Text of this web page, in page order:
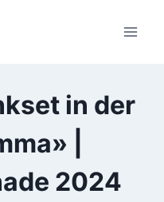
in der
|
2024